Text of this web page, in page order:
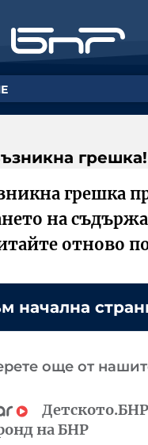
грешка!
грешка
на
отново
начална
още от
Детското.БНР
на БНР